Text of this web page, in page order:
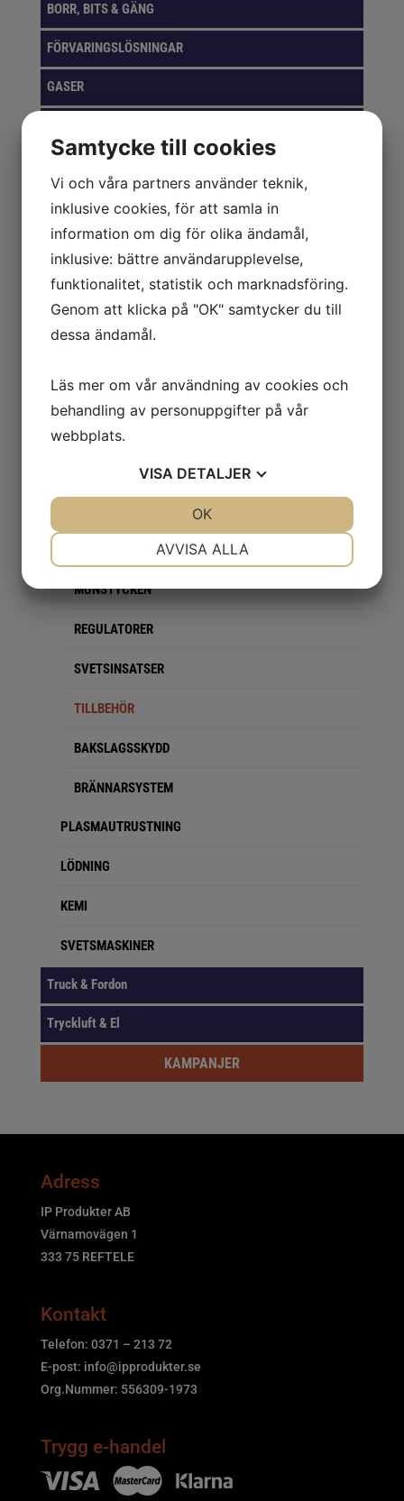
BORR, BITS & GÄNG
FÖRVARINGSLÖSNINGAR
GASER
KAPNING & SLIPNING
PACKNING & EMBALLAGE
ROTERANDE FILAR
SKYDD
Smörjning & Rostlösning
GASKÄRROR & VAGNAR
SLANGPAKET
GASUTRUSTNING
MUNSTYCKEN
REGULATORER
SVETSINSATSER
TILLBEHÖR
BAKSLAGSSKYDD
BRÄNNARSYSTEM
PLASMAUTRUSTNING
LÖDNING
KEMI
SVETSMASKINER
Truck & Fordon
Tryckluft & El
KAMPANJER
Adress
IP Produkter AB
Värnamovägen 1
333 75 REFTELE
Kontakt
Telefon: 0371 – 213 72
E-post: info@ipprodukter.se
Org.Nummer: 556309-1973
Trygg e-handel
Samtycke till cookies
Vi och våra partners använder teknik,
inklusive cookies, för att samla in
information om dig för olika ändamål,
inklusive: bättre användarupplevelse,
funktionalitet, statistik och marknadsföring.
Genom att klicka på "OK" samtycker du till
dessa ändamål.
Läs mer om vår användning av cookies och
behandling av personuppgifter på vår
webbplats.
VISA DETALJER
AVVISA ALLA
OK